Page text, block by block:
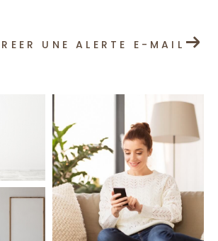
UNE ALERTE E-MAIL